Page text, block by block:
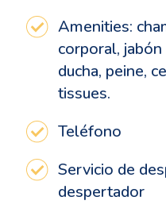
Amenities:
corporal,
ducha, peine,
tissues.
Teléfono
Servicio de
despertador